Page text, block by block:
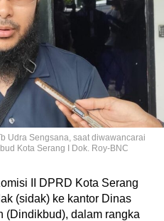
Udra Sengsana, saat diwawancarai
Kota Serang I Dok. Roy-BNC
II DPRD Kota Serang
(sidak) ke kantor Dinas
(Dindikbud), dalam rangka